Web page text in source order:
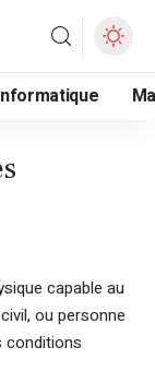
capable au
ou personne
conditions